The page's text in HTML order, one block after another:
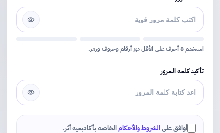
استخدم 8 أحرف على الأقل مع أرقام وحروف ورمز.
تأكيد كلمة المرور
أوافق علىالشروط والأحكامالخاصة بأكاديمية أثر.